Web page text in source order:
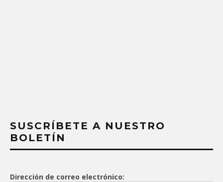
SUSCRÍBETE A NUESTRO
BOLETÍN
Dirección de correo electrónico: